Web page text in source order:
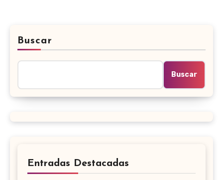
Buscar
Buscar
Entradas Destacadas